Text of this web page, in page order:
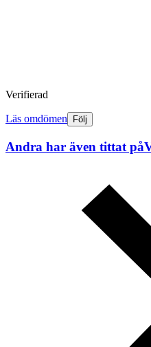
Verifierad
Läs omdömen Följ
Andra har även tittat på